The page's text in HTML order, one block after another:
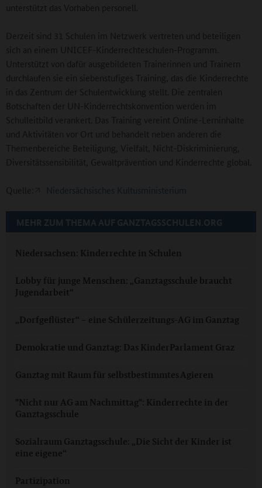
unterstützt das Vorhaben personell.
Derzeit sind 31 Schulen im Netzwerk vertreten und beteiligen
sich an einem UNICEF-Kinderrechteschulen-Programm.
Unterstützt von dafür ausgebildeten Trainerinnen und Trainern
durchlaufen sie ein siebenstufiges Training, das die Kinderrechte
in das Zentrum der Schulentwicklung stellt. Die zentralen
Botschaften der UN-Kinderrechtskonvention werden im
Schulleitbild verankert. Das Training vereint Online-Lerninhalte
und Aktivitäten vor Ort und behandelt neben anderen die
Themenbereiche Beteiligung, Vielfalt, Nicht-Diskriminierung,
Diversitätssensibilität, Gewaltprävention und Kinderrechte global.
Quelle: Niedersächsisches Kultusministerium
MEHR ZUM THEMA AUF GANZTAGSSCHULEN.ORG
Niedersachsen: Kinderrechte in Schulen
Lobby für junge Menschen: „Ganztagsschule braucht
Jugendarbeit“
„Dorfgeflüster“ – eine Schülerzeitungs-AG im Ganztag
Demokratie und Ganztag: Das KinderParlament Graz
Ganztag mit Raum für selbstbestimmtes Agieren
"Nicht nur AG am Nachmittag": Kinderrechte in der
Ganztagsschule
Sozialraum Ganztagsschule: „Die Sicht der Kinder ist
eine eigene“
Partizipation